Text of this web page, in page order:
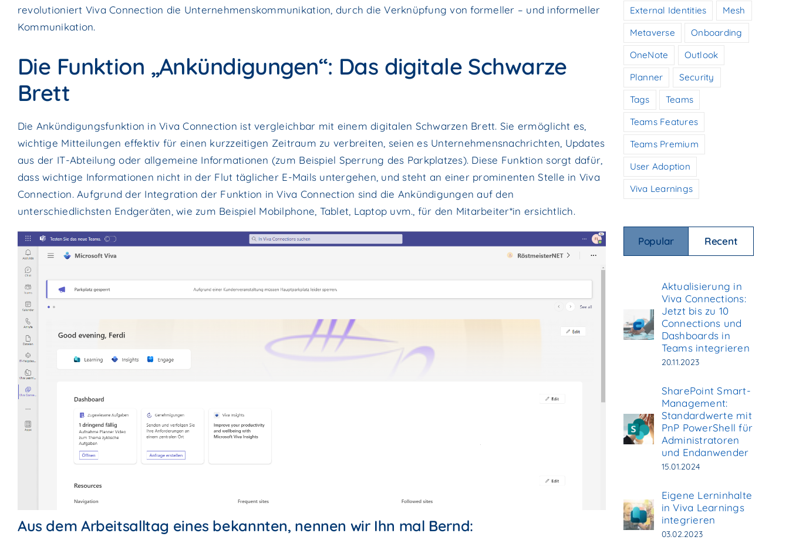
revolutioniert Viva Connection die Unternehmenskommunikation, durch die Verknüpfung von formeller – und informeller
Kommunikation.
Die Funktion „Ankündigungen“: Das digitale Schwarze
Brett
Die Ankündigungsfunktion in Viva Connection ist vergleichbar mit einem digitalen Schwarzen Brett. Sie ermöglicht es,
wichtige Mitteilungen effektiv für einen kurzzeitigen Zeitraum zu verbreiten, seien es Unternehmensnachrichten, Updates
aus der IT-Abteilung oder allgemeine Informationen (zum Beispiel Sperrung des Parkplatzes). Diese Funktion sorgt dafür,
dass wichtige Informationen nicht in der Flut täglicher E-Mails untergehen, und steht an einer prominenten Stelle in Viva
Connection. Aufgrund der Integration der Funktion in Viva Connection sind die Ankündigungen auf den
unterschiedlichsten Endgeräten, wie zum Beispiel Mobilphone, Tablet, Laptop uvm., für den Mitarbeiter*in ersichtlich.
Aus dem Arbeitsalltag eines bekannten, nennen wir Ihn mal Bernd:
External Identities
Mesh
Metaverse
Onboarding
OneNote
Outlook
Planner
Security
Tags
Teams
Teams Features
Teams Premium
User Adoption
Viva Learnings
Popular Recent
Aktualisierung in
Viva Connections:
Jetzt bis zu 10
Connections und
Dashboards in
Teams integrieren
20.11.2023
SharePoint Smart-
Management:
Standardwerte mit
PnP PowerShell für
Administratoren
und Endanwender
15.01.2024
Eigene Lerninhalte
in Viva Learnings
integrieren
03.02.2023